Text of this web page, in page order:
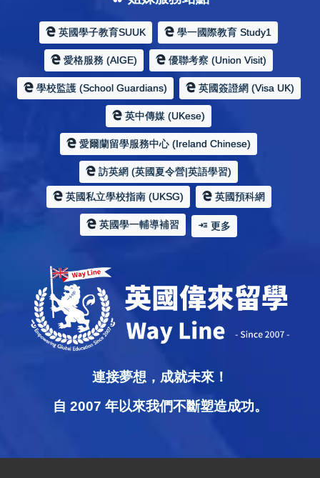
英國學子教育SUUK 學一國際教育 Study1
愛格服務 (AIGE) 優聯考察 (Union Visit)
學校監護 (School Guardians) 英國簽證網 (Visa UK)
英中傳媒 (UKese)
愛爾蘭留學服務中心 (Ireland Chinese)
訪英網 (英國夏令營|英語學習)
英國私立學校指南 (UKSG) 英國預科網
英國學一輔導補習 更多
連接夢想，成就未來！
自 2007 年以來我們不斷塑造成功。